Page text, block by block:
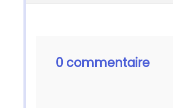
0 commentaire